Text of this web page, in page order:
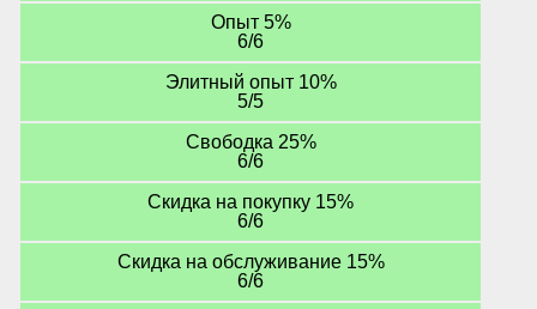
Опыт 5%
6/6
Элитный опыт 10%
5/5
Свободка 25%
6/6
Скидка на покупку 15%
6/6
Скидка на обслуживание 15%
6/6